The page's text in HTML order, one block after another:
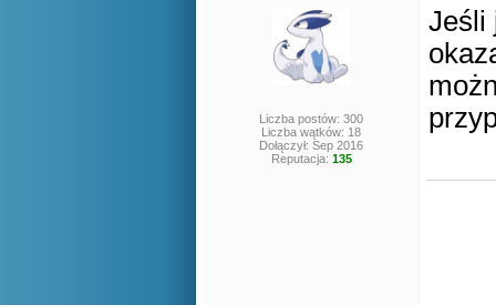
Liczba postów: 300
Liczba wątków: 18
Dołączył: Sep 2016
Reputacja: 135
Jeśli